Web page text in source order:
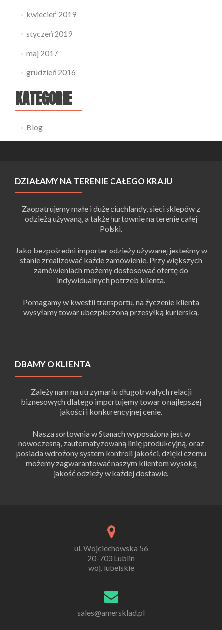
kwiecień 2019
styczeń 2019
maj 2017
grudzień 2016
KATEGORIE
Blog
DZIAŁAMY NA TERENIE CAŁEGO KRAJU
Zaopatrujemy małe i duże ciuchlandy, sieci sklepów z
odzieżą używaną, a także hurtownie na terenie całej
Polski.
Jako bezpośredni importer odzieży używanej jesteśmy w
stanie zrealizować każde zamówienie. Przy większych
zamówieniach możemy dostosować ofertę do
indywidualnych potrzeb klienta.
Pomagamy w kwestii transportu, na życzenie klienta
wysyłamy towar ubezpieczoną przesyłką kurierską.
DBAMY O KLIENTA
Zależy nam na utrzymaniu długotrwałych relacji
biznesowych dlatego importujemy towar o najlepszej
jakości i konkurencyjnej cenie.
Nasza sortownia w Stanach wyposażona jest w
nowoczesną, zautomatyzowaną linię produkcyjną, oraz
posiada wdrożony system kontroli jakości, dzięki czemu
możemy zagwarantować naszym klientom wysoką
jakość odzieży w każdej dostawie.
ul. Wojciechowska 56
20-703 Lublin
woj. lubelskie
sales@amersklad.pl